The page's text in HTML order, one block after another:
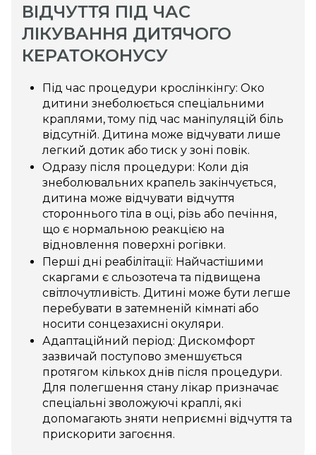
ВІДЧУТТЯ ПІД ЧАС
ЛІКУВАННЯ ДИТЯЧОГО
КЕРАТОКОНУСУ
Під час процедури крослінкінгу: Око
дитини знеболюється спеціальними
краплями, тому під час маніпуляцій біль
відсутній. Дитина може відчувати лише
легкий дотик або тиск у зоні повік.
Одразу після процедури: Коли дія
знеболювальних крапель закінчується,
дитина може відчувати відчуття
стороннього тіла в оці, різь або печіння,
що є нормальною реакцією на
відновлення поверхні рогівки.
Перші дні реабілітації: Найчастішими
скаргами є сльозотеча та підвищена
світлочутливість. Дитині може бути легше
перебувати в затемненій кімнаті або
носити сонцезахисні окуляри.
Адаптаційний період: Дискомфорт
зазвичай поступово зменшується
протягом кількох днів після процедури.
Для полегшення стану лікар призначає
спеціальні зволожуючі краплі, які
допомагають зняти неприємні відчуття та
прискорити загоєння.